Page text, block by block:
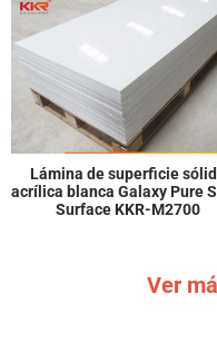
Superficie sólida de acrílico
% puro de 30 mm de
Superficie sólida KKR
Ver